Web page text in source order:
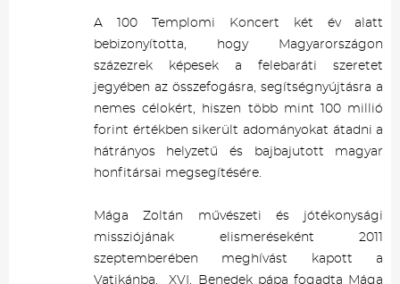
A 100 Templomi Koncert két év alatt
bebizonyította, hogy Magyarországon
százezrek képesek a felebaráti szeretet
jegyében az összefogásra, segítségnyújtásra a
nemes célokért, hiszen több mint 100 millió
forint értékben sikerült adományokat átadni a
hátrányos helyzetű és bajbajutott magyar
honfitársai megsegítésére.
Mága Zoltán művészeti és jótékonysági
missziójának elismeréseként 2011
szeptemberében meghívást kapott a
Vatikánba. XVI. Benedek pápa fogadta Mága